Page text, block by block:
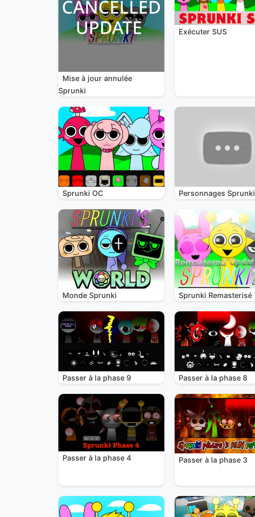
Mise à jour annulée
Sprunki
Exécuter SUS
Sprunki OC Personnages Sprunki
Monde Sprunki Sprunki Remasterisé
Passer à la phase 9 Passer à la phase 8
Passer à la phase 4 Passer à la phase 3